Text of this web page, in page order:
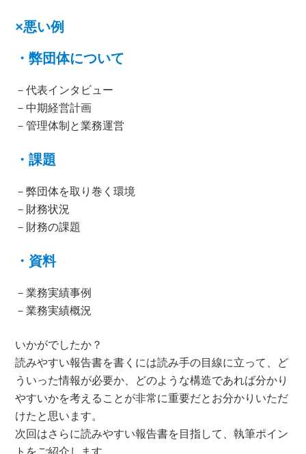
×悪い例
・弊団体について
－代表インタビュー
－中期経営計画
－管理体制と業務運営
・課題
－弊団体を取り巻く環境
－財務状況
－財務の課題
・資料
－業務実績事例
－業務実績概況
いかがでしたか？
読みやすい報告書を書くには読み手の目線に立って、ど
ういった情報が必要か、どのような構造であれば分かり
やすいかを考えることが非常に重要だとお分かりいただ
けたと思います。
次回はさらに読みやすい報告書を目指して、執筆ポイン
トをご紹介します。